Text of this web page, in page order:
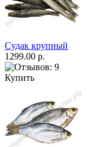
Судак крупный
1299.00 р.
Купить